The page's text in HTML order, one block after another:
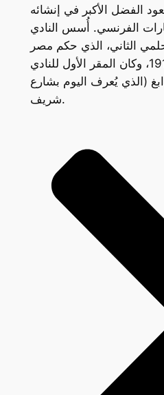
الفضل الأكبر في إنشائه
الفرنسي. أُسس النادي
الثاني، الذي حكم مصر
بين عامي 1892 و1914، وكان المقر الأول للنادي
(الذي يُعرف اليوم بشارع
شريف.